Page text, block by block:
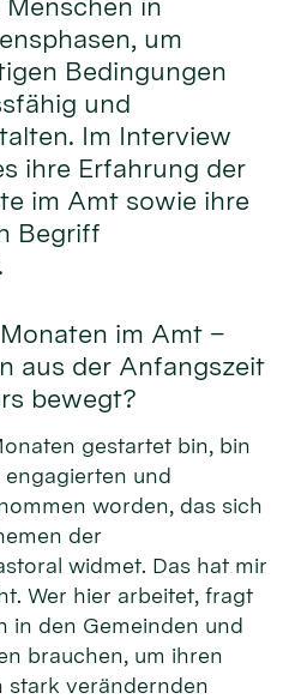
um
Bedingungen
und
Im Interview
ihre Erfahrung der
im Amt sowie ihre
Begriff
im Amt –
aus der Anfangszeit
bewegt?
gestartet bin, bin
engagierten und
worden, das sich
der
widmet. Das hat mir
Wer hier arbeitet, fragt
in den Gemeinden und
brauchen, um ihren
stark verändernden